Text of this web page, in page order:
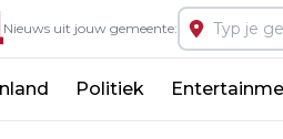
Nieuws uit jouw gemeente:
Politiek